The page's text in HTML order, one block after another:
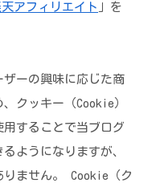
アフィリエイト
」を
ザーの興味に応じた商
クッキー（Cookie）
することで当ブログ
ようになりますが、
りません。 Cookie（ク